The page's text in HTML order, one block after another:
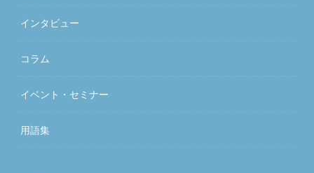
インタビュー
コラム
イベント・セミナー
用語集